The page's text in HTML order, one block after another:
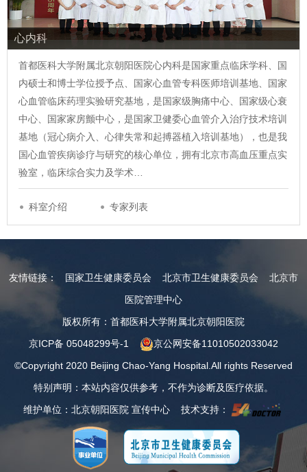
心内科
首都医科大学附属北京朝阳医院心内科是国家重点临床学科、国
内硕士和博士学位授予点、国家心血管专科医师培训基地、国家
心血管临床药理实验研究基地，是国家级胸痛中心、国家级心衰
中心、国家家房颤中心，是国家卫健委心血管介入治疗技术培训
基地（冠心病介入、心律失常和起搏器植入培训基地），也是我
国心血管疾病诊疗与研究的核心单位，拥有北京市高血压重点实
验室，临床综合实力及学术…
科室介绍 专家列表
友情链接： 国家卫生健康委员会 北京市卫生健康委员会
北京市
医院管理中心
版权所有：首都医科大学附属北京朝阳医院
京ICP备 05048299号-1
京公网安备11010502033042
©Copyright 2020 Beijing Chao-Yang Hospital.All rights Reserved
特别声明：本站内容仅供参考，不作为诊断及医疗依据。
维护单位：北京朝阳医院 宣传中心 技术支持：